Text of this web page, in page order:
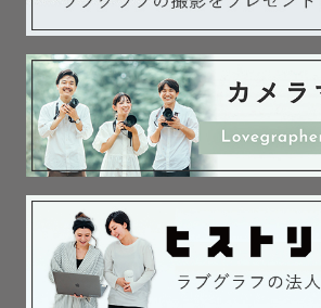
一緒に泣かせてください。
🎁ご指名特典
【小物のお貸出しいたします！】
・七五三撮影の雰囲気作りには欠かせ
用)   /   手毬　」